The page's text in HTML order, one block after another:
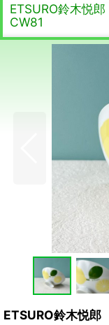
ETSURO鈴木
CW81
ETSURO鈴木悦